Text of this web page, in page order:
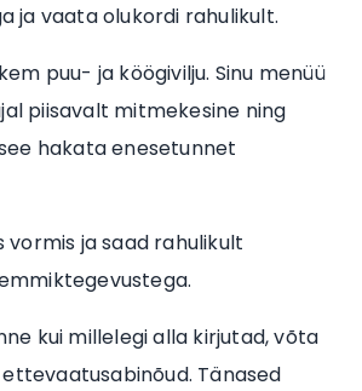
ja vaata olukordi rahulikult.
puu- ja köögivilju. Sinu menüü
piisavalt mitmekesine ning
hakata enesetunnet
vormis ja saad rahulikult
kui millelegi alla kirjutad, võta
Tänased